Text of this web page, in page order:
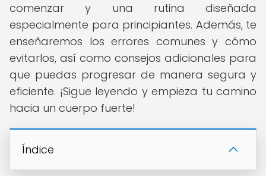
comenzar y una rutina diseñada
especialmente para principiantes. Además, te
enseñaremos los errores comunes y cómo
evitarlos, así como consejos adicionales para
que puedas progresar de manera segura y
eficiente. ¡Sigue leyendo y empieza tu camino
hacia un cuerpo fuerte!
Índice